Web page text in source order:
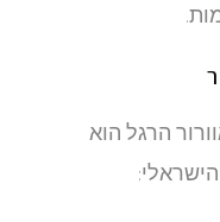
הרגל הוא